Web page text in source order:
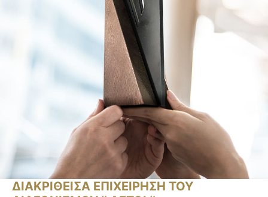
ΔΙΑΚΡΙΘΕΙΣΑ ΕΠΙΧΕΙΡΗΣΗ ΤΟΥ